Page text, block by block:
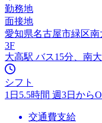
勤務地
面接地
愛知県名古屋市緑区
3F
大高駅 バス15分、南
シフト
1日5.5時間 週3日から
交通費支給